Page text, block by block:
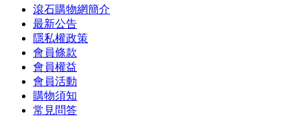
滾石購物網簡介
最新公告
隱私權政策
會員條款
會員權益
會員活動
購物須知
常見問答